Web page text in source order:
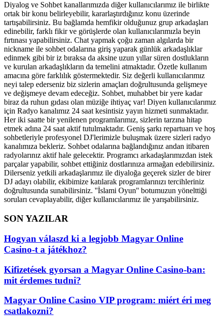
Diyalog ve Sohbet kanallarımızda diğer kullanıcılarımız ile birlikte
ortak bir konu belirleyebilir, kararlaştırdığınız konu üzerinde
tartışabilirsiniz. Bu bağlamda hemfikir olduğunuz grup arkadaşları
edinebilir, farklı fikir ve görüşlerde olan kullanıcılarımızla beyin
fırtınası yapabilirsiniz. Chat yapmak çoğu zaman algılarda bir
nickname ile sohbet odalarına giriş yaparak günlük arkadaşlıklar
edinmek gibi bir iz bıraksa da aksine uzun yıllar süren dostlukların
ve kurulan arkadaşlıkların da temelini atmaktadır. Özetle kullanım
amacına göre farklılık göstermektedir. Siz değerli kullanıcılarımız
neyi talep ederseniz biz sizlerin amaçları doğrultusunda gelişmeye
ve değişmeye devam edeceğiz. Sohbet, muhabbet bir yere kadar
biraz da ruhun gıdası olan müziğe ihtiyaç var! Diyen kullanıcılarımız
için Radyo kanalımız 24 saat kesintisiz yayın hizmeti sunmaktadır.
Her iki saatte bir yenilenen programlarımız, sizlerin tarzına hitap
etmek adına 24 saat aktif tutulmaktadır. Geniş şarkı repartuarı ve hoş
sohbetleriyle profesyonel DJ'lerimizle buluşmak üzere sizleri radyo
kanalımıza bekleriz. Sohbet odalarına bağlandığınız andan itibaren
radyolarınız aktif hale gelecektir. Programcı arkadaşlarımızdan istek
parçalar yapabilir, sohbet ettiğiniz dostlarınıza armağan edebilirsiniz.
Dilerseniz yetkili arkadaşlarımız ile diyaloğa geçerek sizler de birer
DJ adayı olabilir, ekibimize katılarak programlarınızı tercihleriniz
doğrultusunda sunabilirsiniz. ''İslami Oyun'' botumuzun yönelttiği
soruları cevaplayabilir, diğer kullanıcılarımız ile yarışabilirsiniz.
SON YAZILAR
Hogyan válaszd ki a legjobb Magyar Online
Casino-t a játékhoz?
Kifizetések gyorsan a Magyar Online Casino-ban:
mit érdemes tudni?
Magyar Online Casino VIP program: miért éri meg
csatlakozni?